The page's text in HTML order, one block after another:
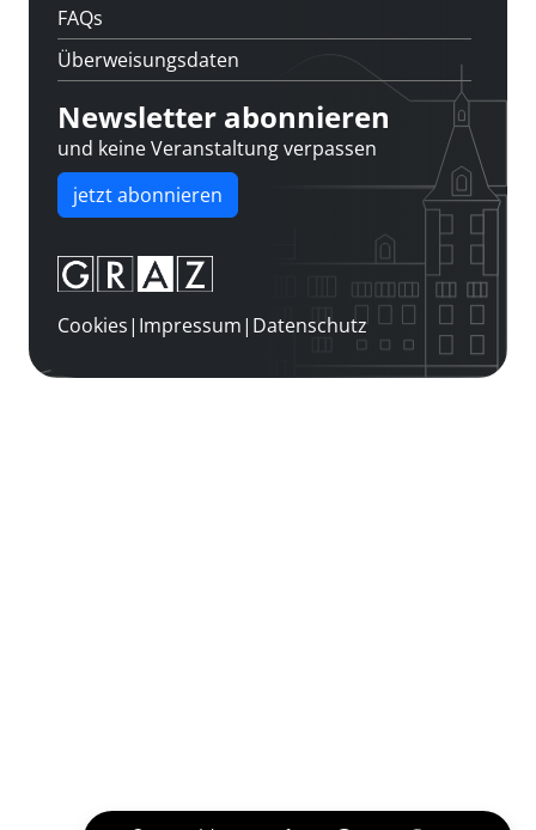
FAQs
Überweisungsdaten
Newsletter abonnieren
und keine Veranstaltung verpassen
jetzt abonnieren
Cookies| Impressum| Datenschutz